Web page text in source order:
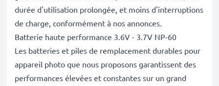
durée d'utilisation prolongée, et moins d'interruptions
de charge, conformément à nos annonces.
Batterie haute performance 3.6V - 3.7V NP-60
Les batteries et piles de remplacement durables pour
appareil photo que nous proposons garantissent des
performances élevées et constantes sur un grand